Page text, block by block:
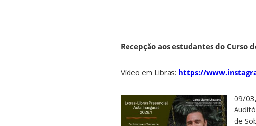
Recepção aos estudantes do Curso
Vídeo em Libras: https://
09/
de